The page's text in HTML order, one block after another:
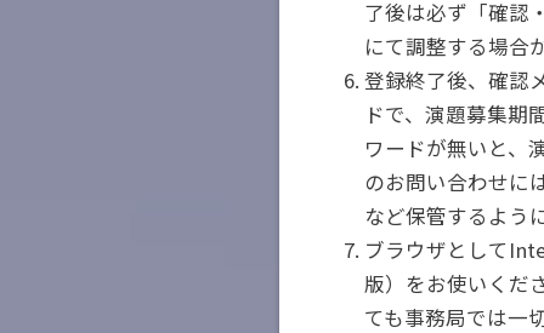
了後は必ず「確認
にて調整する場合
登録終了後、確認
ドで、演題募集期
ワードが無いと、
のお問い合わせに
など保管するよう
ブラウザとして
版）をお使いくだ
ても事務局では一